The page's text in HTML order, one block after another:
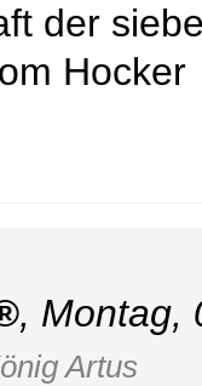
der
, Montag,
Artus